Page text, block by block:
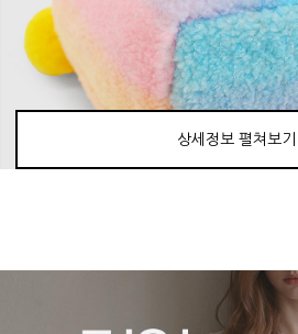
상세정보 펼쳐보기